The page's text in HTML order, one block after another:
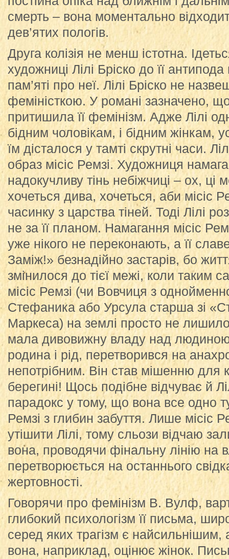
смерть – вона моментально
дев’ятих пологів.
Друга колізія не менш істотна.
художниці Лілі Бріско до її
пам’яті про неї. Лілі Бріско не
феміністкою. У романі зазначено,
притишила її фемінізм. Адже Лілі
бідним чоловікам, і бідним жінкам,
їм дісталося у тамті скрутні часи.
образ місіс Ремзі. Художниця
надокучливу тінь небіжчиці – ох, ці
хочеться дива, хочеться, аби місіс
часинку з царства тіней. Тоді Лілі
не за її планом. Намагання місіс
уже нікого не переконають, а її
Заміж!» безнадійно застарів, бо
змінилося до тієї межі, коли таким
місіс Ремзі (чи Вовчиця з
Стефаника або Урсула старша зі
Маркеса) на землі просто не
мала дивовижну владу над
родина і рід, перетворився на
непотрібним. Він став мішенню для
берегині! Щось подібне відчуває й
парадокс у тому, що вона все одно
Ремзі з глибин забуття. Лише місіс
утішити Лілі, тому сльози відчаю
вона, проводячи фінальну лінію на
перетворюється на останнього
жертовності.
Говорячи про фемінізм В. Вулф,
глибокий психологізм її письма,
серед яких трагізм є найсильнішим,
вона, наприклад, оцінює жінок.